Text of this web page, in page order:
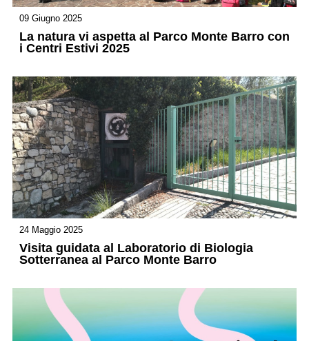
09 Giugno 2025
La natura vi aspetta al Parco Monte Barro con
i Centri Estivi 2025
24 Maggio 2025
Visita guidata al Laboratorio di Biologia
Sotterranea al Parco Monte Barro